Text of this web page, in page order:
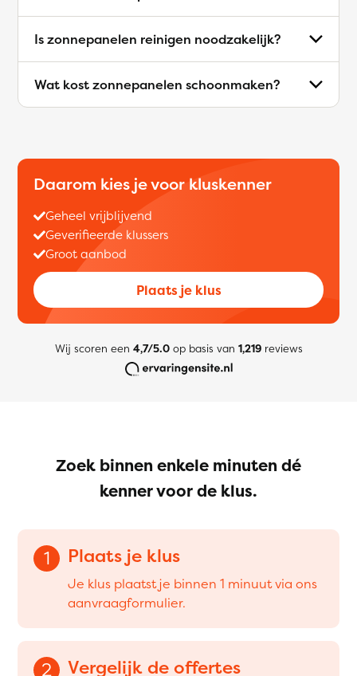
Is zonnepanelen reinigen noodzakelijk?
Wat kost zonnepanelen schoonmaken?
Daarom kies je voor kluskenner
Geheel vrijblijvend
Geverifieerde klussers
Groot aanbod
Plaats je klus
Wij scoren een 4,7/5.0op basis van 1,219reviews
Zoek binnen enkele minuten dé
kenner voor de klus.
1 Plaats je klus
Je klus plaatst je binnen 1 minuut via ons
aanvraagformulier.
2 Vergelijk de offertes